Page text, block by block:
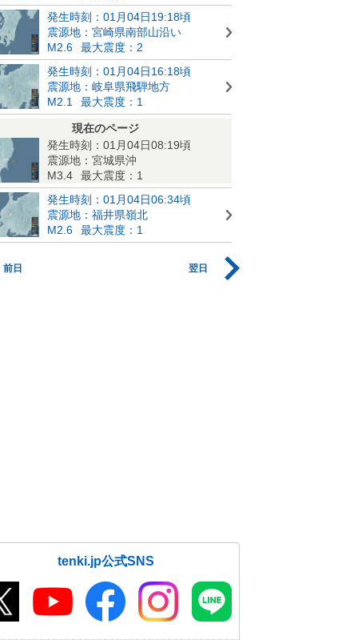
発生時刻：01月04日19:18頃
震源地：宮崎県南部山沿い
M2.6
最大震度：2
発生時刻：01月04日16:18頃
震源地：岐阜県飛騨地方
M2.1
最大震度：1
現在のページ
発生時刻：01月04日08:19頃
震源地：宮城県沖
M3.4
最大震度：1
発生時刻：01月04日06:34頃
震源地：福井県嶺北
M2.6
最大震度：1
前日 翌日
tenki.jp公式SNS